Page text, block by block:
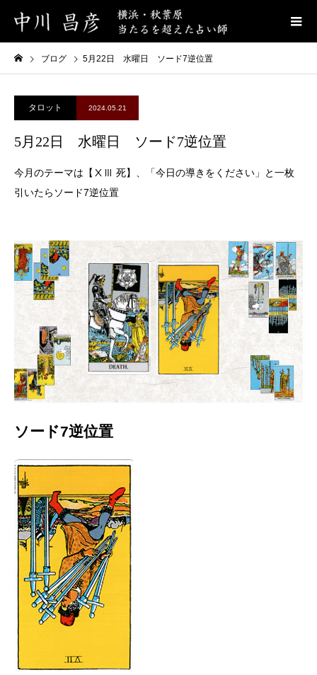
ブログ 5月22日 水曜日 ソード7逆位置
タロット 2024.05.21
5月22日 水曜日 ソード7逆位置
今月のテーマは【ⅩⅢ 死】、「今日の導きをください」と一枚
引いたらソード7逆位置
ソード7逆位置